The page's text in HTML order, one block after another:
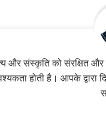
और संस्कृति को संरक्षित और
होती है। आपके द्वारा